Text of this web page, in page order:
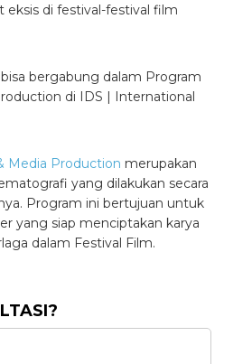
eksis di festival-festival film
bergabung dalam Program
di IDS | International
Media Production merupakan
yang dilakukan secara
Program ini bertujuan untuk
yang siap menciptakan karya
dalam Festival Film.